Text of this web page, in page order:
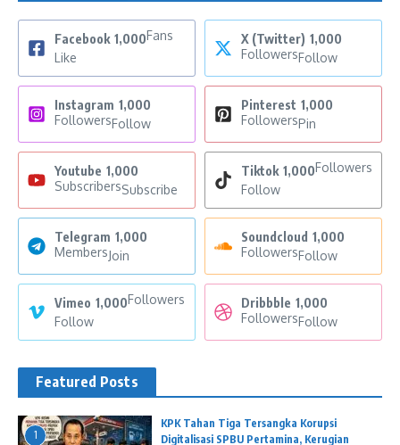
Facebook 1,000Fans
Like
X (Twitter) 1,000
FollowersFollow
Instagram 1,000
FollowersFollow
Pinterest 1,000
FollowersPin
Youtube 1,000
SubscribersSubscribe
Tiktok 1,000Followers
Follow
Telegram 1,000
MembersJoin
Soundcloud 1,000
FollowersFollow
Vimeo 1,000Followers
Follow
Dribbble 1,000
FollowersFollow
Featured Posts
1
KPK Tahan Tiga Tersangka Korupsi
Digitalisasi SPBU Pertamina, Kerugian